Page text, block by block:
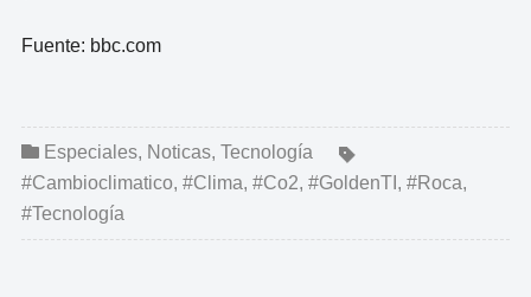
Fuente: bbc.com
Especiales, Noticas, Tecnología
#Cambioclimatico, #Clima, #Co2, #GoldenTI , #Roca,
#Tecnología